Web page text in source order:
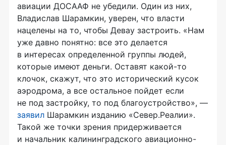
авиации ДОСААФ не убедили. Один из них,
Владислав Шарамкин, уверен, что власти
нацелены на то, чтобы Девау застроить. «Нам
уже давно понятно: все это делается
в интересах определенной группы людей,
которые имеют деньги. Оставят какой-то
клочок, скажут, что это исторический кусок
аэродрома, а все остальное пойдет если
не под застройку, то под благоустройство», —
заявил Шарамкин изданию «Север.Реалии».
Такой же точки зрения придерживается
и начальник калининградского авиационно-